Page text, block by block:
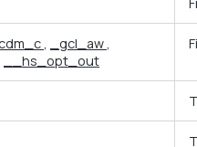
, _gcl_aw,
__hs_opt_out